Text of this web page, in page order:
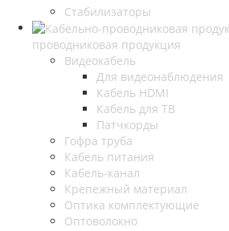
Стабилизаторы
проводниковая продукция
Видеокабель
Для видеонаблюдения
Кабель HDMI
Кабель для ТВ
Патчкорды
Гофра труба
Кабель питания
Кабель-канал
Крепежный материал
Оптика комплектующие
Оптоволокно